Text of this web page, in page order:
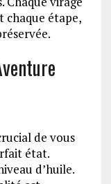
étape,
de vous
état.
d’huile.